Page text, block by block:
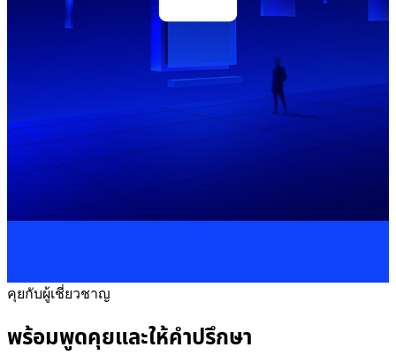
คุยกับผู้เชี่ยวชาญ
พร้อมพูดคุยและให้คำปรึกษา